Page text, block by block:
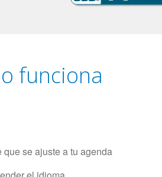
funciona
se ajuste a tu agenda